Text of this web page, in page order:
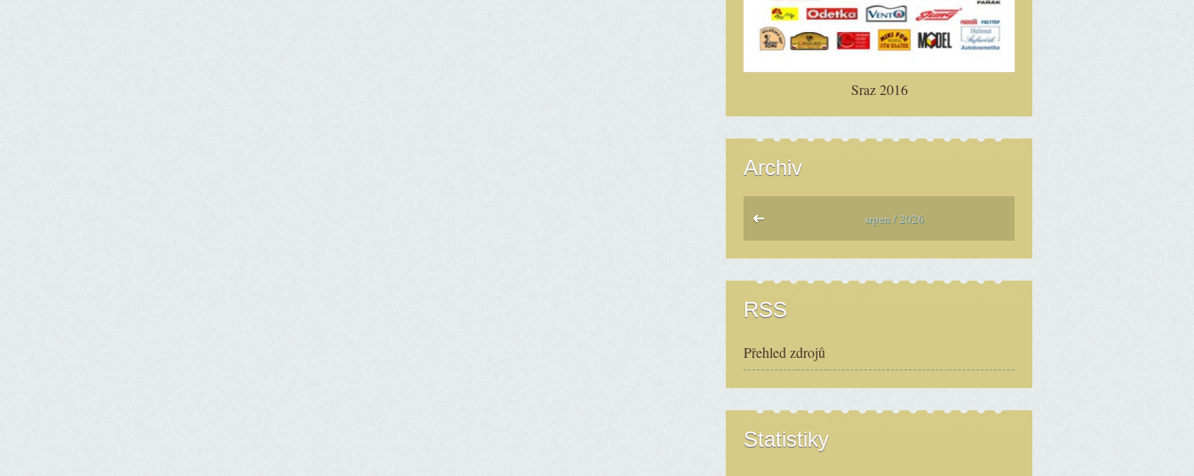
Sraz 2016
Archiv
srpen / 2026
RSS
Přehled zdrojů
Statistiky